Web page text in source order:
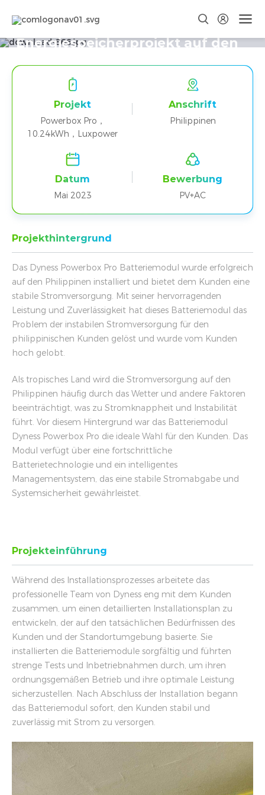
Ein Powerbox Pro + Luxpower
Energiespeicherprojekt auf den
Philippinen
Projekt
Powerbox Pro，
10.24kWh，Luxpower
Anschrift
Philippinen
Datum
Mai 2023
Bewerbung
PV+AC
Projekthintergrund
Das Dyness Powerbox Pro Batteriemodul wurde erfolgreich
auf den Philippinen installiert und bietet dem Kunden eine
stabile Stromversorgung. Mit seiner hervorragenden
Leistung und Zuverlässigkeit hat dieses Batteriemodul das
Problem der instabilen Stromversorgung für den
philippinischen Kunden gelöst und wurde vom Kunden
hoch gelobt.
Als tropisches Land wird die Stromversorgung auf den
Philippinen häufig durch das Wetter und andere Faktoren
beeinträchtigt, was zu Stromknappheit und Instabilität
führt. Vor diesem Hintergrund war das Batteriemodul
Dyness Powerbox Pro die ideale Wahl für den Kunden. Das
Modul verfügt über eine fortschrittliche
Batterietechnologie und ein intelligentes
Managementsystem, das eine stabile Stromabgabe und
Systemsicherheit gewährleistet.
Projekteinführung
Während des Installationsprozesses arbeitete das
professionelle Team von Dyness eng mit dem Kunden
zusammen, um einen detaillierten Installationsplan zu
entwickeln, der auf den tatsächlichen Bedürfnissen des
Kunden und der Standortumgebung basierte. Sie
installierten die Batteriemodule sorgfältig und führten
strenge Tests und Inbetriebnahmen durch, um ihren
ordnungsgemäßen Betrieb und ihre optimale Leistung
sicherzustellen. Nach Abschluss der Installation begann
das Batteriemodul sofort, den Kunden stabil und
zuverlässig mit Strom zu versorgen.